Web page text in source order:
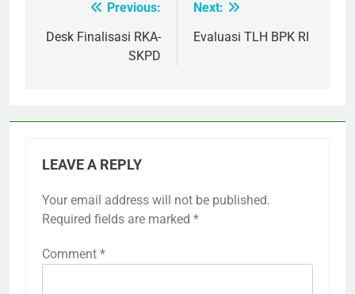
navigation
Previous:
Desk Finalisasi RKA-
SKPD
Next:
Evaluasi TLH BPK RI
LEAVE A REPLY
Your email address will not be published.
Required fields are marked *
Comment *